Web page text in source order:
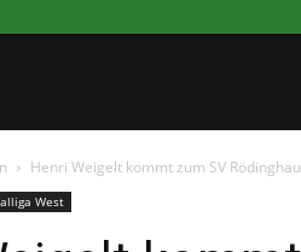
Henri Weigelt kommt zum SV
West